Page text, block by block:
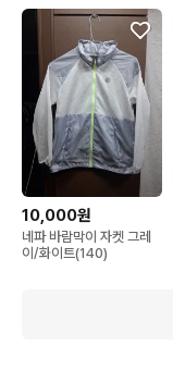
10,000원
네파 바람막이 자켓 그레
이/화이트(140)